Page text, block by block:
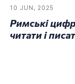
10 JUN, 2025
Римські
читати і